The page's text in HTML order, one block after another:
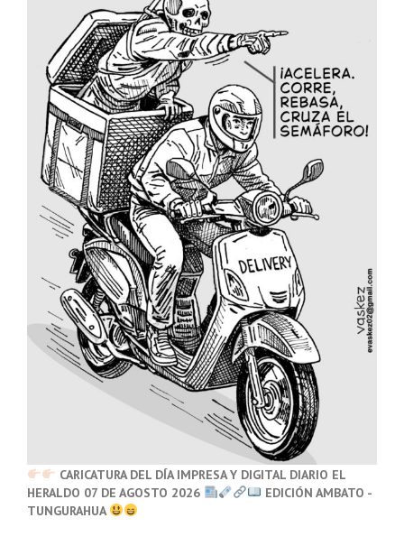
CARICATURA DEL DÍA IMPRESA Y DIGITAL DIARIO EL
HERALDO 07 DE AGOSTO 2026
EDICIÓN AMBATO -
TUNGURAHUA